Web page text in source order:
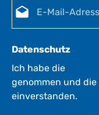
Datenschutz
Ich habe die
genommen und die
einverstanden.